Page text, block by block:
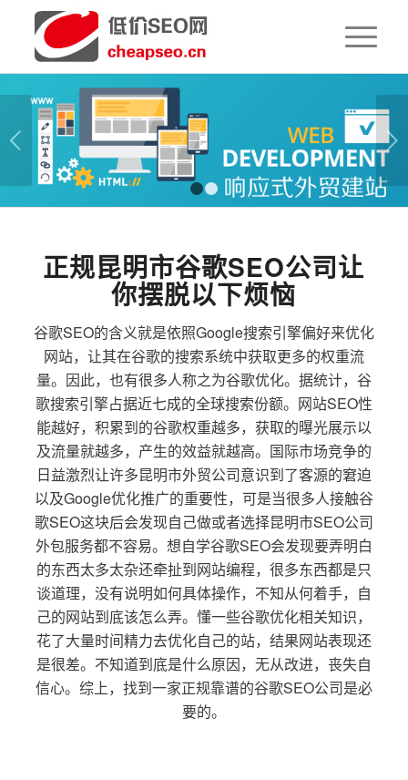
下一页
1 2
正规昆明市谷歌SEO公司让
你摆脱以下烦恼
谷歌SEO的含义就是依照Google搜索引擎偏好来优化
网站，让其在谷歌的搜索系统中获取更多的权重流
量。因此，也有很多人称之为谷歌优化。据统计，谷
歌搜索引擎占据近七成的全球搜索份额。网站SEO性
能越好，积累到的谷歌权重越多，获取的曝光展示以
及流量就越多，产生的效益就越高。国际市场竞争的
日益激烈让许多昆明市外贸公司意识到了客源的窘迫
以及Google优化推广的重要性，可是当很多人接触谷
歌SEO这块后会发现自己做或者选择昆明市SEO公司
外包服务都不容易。想自学谷歌SEO会发现要弄明白
的东西太多太杂还牵扯到网站编程，很多东西都是只
谈道理，没有说明如何具体操作，不知从何着手，自
己的网站到底该怎么弄。懂一些谷歌优化相关知识，
花了大量时间精力去优化自己的站，结果网站表现还
是很差。不知道到底是什么原因，无从改进，丧失自
信心。综上，找到一家正规靠谱的谷歌SEO公司是必
要的。